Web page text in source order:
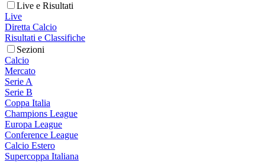
Live e Risultati
Live
Diretta Calcio
Risultati e Classifiche
Sezioni
Calcio
Mercato
Serie A
Serie B
Coppa Italia
Champions League
Europa League
Conference League
Calcio Estero
Supercoppa Italiana